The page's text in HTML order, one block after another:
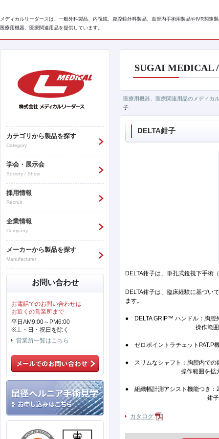
メディカルリーダースは、一般外科製品、内視鏡、腹腔鏡外科製品、血管内手術用製品やIVR関連
医療用機器、医療関連用品を提供しています。
カテゴリから製品を探す
Category
学会・展示会
Society / Show
採用情報
Recruit
企業情報
Company
メーカーから製品を探す
Manufacturer
お問い合わせ
お電話でのお問い合わせは
お近くの営業所まで
平日AM9:00～PM6:00
※土・日・祝日を除く
営業所一覧はこちら
SUGAI MEDICAL
医療用機器、医療関連用品のメディカ
子
DELTA鉗子
DELTA鉗子は、単孔式鏡視下手術
DELTA鉗子は、臨床経験に基づい
ます。
● DELTA GRIP™ ハンドル：胸腔
操作範囲を拡大
● ゼロポイントラチェットPAT.P
● スリムなシャフト：胸腔内での
操作範囲を拡大し
● 組織幅計測アシスト機能つき：
鉗⼦操作と同時
カタログ